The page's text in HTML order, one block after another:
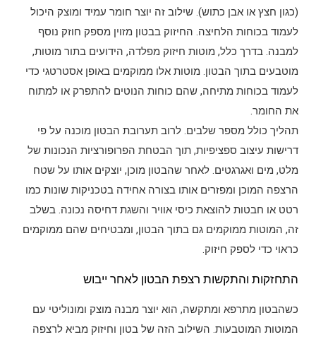
(כגון חצץ או אבן כתוש). שילוב זה יוצר חומר עמיד ומוצק היכול
לעמוד בכוחות הלחיצה. החיזוק בבטון מזוין מספק חוזק נוסף
למבנה. בדרך כלל, מוטות חיזוק מפלדה, הידועים בתור מוטות,
מוטבעים בתוך הבטון. מוטות אלו ממוקמים באופן אסטרטגי כדי
לעמוד בכוחות מתיחה, שהם כוחות הנוטים להתפרק או למתוח
את החומר.
תהליך כולל מספר שלבים. לרוב תערובת הבטון מוכנה על פי
דרישות עיצוב ספציפיות, תוך הבטחת הפרופורציות הנכונות של
מלט, מים ואגרגטים. לאחר שהבטון מוכן, יוצקים אותו על שטח
הרצפה המוכן ומפזרים אותו בצורה אחידה בטכניקות שונות כמו
רטט או חבטות להוצאת כיסי אוויר והשגת דחיסה נכונה. בשלב
זה, המוטות ממוקמים גם בתוך הבטון, ומבטיחים שהם ממוקמים
כראוי כדי לספק חיזוק.
התחזקות והתקשות רצפת הבטון לאחר ייבוש
כשהבטון מתרפא ומתקשה, הוא יוצר מבנה מוצק ומונוליטי עם
המוטות המוטבעות. השילוב הזה של בטון וחיזוק מביא לרצפה